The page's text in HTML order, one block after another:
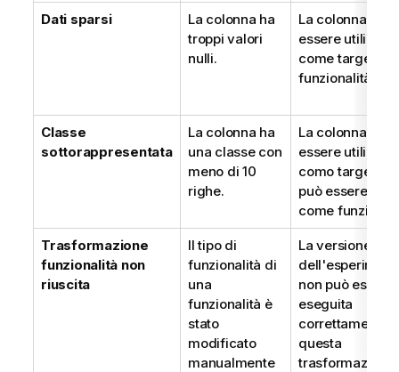
Dati sparsi
La colonna ha
troppi valori
nulli.
La colonna non
essere utilizzata
come target o
funzionalità
Classe
sottorappresentata
La colonna ha
una classe con
meno di 10
righe.
La colonna non
essere utilizzata
como target,
può essere
come
Trasformazione
funzionalità non
riuscita
Il tipo di
funzionalità di
una
funzionalità è
stato
modificato
manualmente
La versione
non può essere
eseguita
correttamente
questa
trasformazione